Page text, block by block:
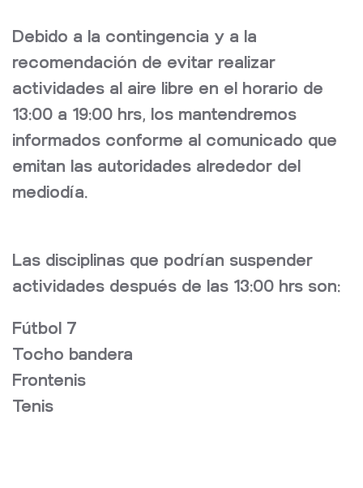
Debido a la contingencia y a la
recomendación de evitar realizar
actividades al aire libre en el horario de
13:00 a 19:00 hrs, los mantendremos
informados conforme al comunicado que
emitan las autoridades alrededor del
mediodía.
Las disciplinas que podrían suspender
actividades después de las 13:00 hrs son:
Fútbol 7
Tocho bandera
Frontenis
Tenis